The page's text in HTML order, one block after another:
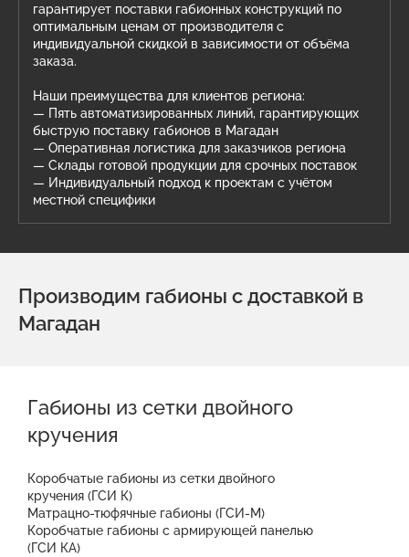
гарантирует поставки габионных конструкций по
оптимальным ценам от производителя с
индивидуальной скидкой в зависимости от объёма
заказа.
Наши преимущества для клиентов региона:
— Пять автоматизированных линий, гарантирующих
быструю поставку габионов в Магадан
— Оперативная логистика для заказчиков региона
— Склады готовой продукции для срочных поставок
— Индивидуальный подход к проектам с учётом
местной специфики
Производим габионы с доставкой в
Магадан
Габионы из сетки двойного
кручения
Коробчатые габионы из сетки двойного
кручения (ГСИ К)
Матрацно-тюфячные габионы (ГСИ-М)
Коробчатые габионы с армирующей панелью
(ГСИ КА)